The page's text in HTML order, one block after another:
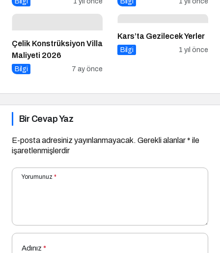
Çelik Konstrüksiyon Villa
Maliyeti 2026
Bilgi 7 ay önce
Kars’ta Gezilecek Yerler
Bilgi 1 yıl önce
Bir Cevap Yaz
E-posta adresiniz yayınlanmayacak. Gerekli alanlar* ile
işaretlenmişlerdir
Yorumunuz *
Adınız *